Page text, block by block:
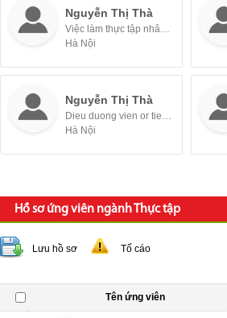
Nguyễn Thị Thà
Việc làm thực tập nhân sự
Hà Nội
Nguyễn Thị Thà
Dieu duong vien or tiep dung cu - Nhân viên
Hà Nội
Hồ sơ ứng viên ngành Thực tập
Lưu hồ sơ Tố cáo
Tên ứng viên